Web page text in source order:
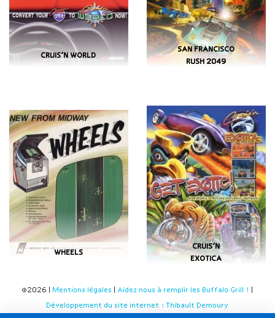
CRUIS’N WORLD
SAN FRANCISCO
RUSH 2049
WHEELS
CRUIS’N
EXOTICA
©2026 | Mentions légales Aidez nous à remplir les Buffalo Grill !
Développement du site internet : Thibault Demoury